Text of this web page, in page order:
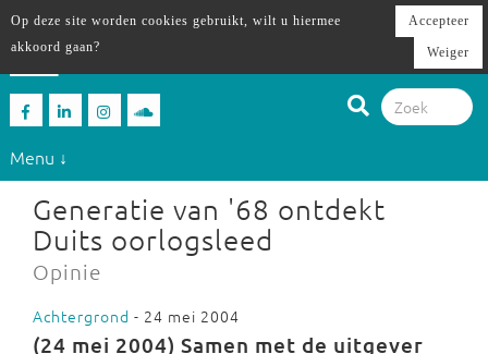
Menu ↓
Generatie van '68 ontdekt
Duits oorlogsleed
Opinie
Achtergrond - 24 mei 2004
(24 mei 2004) Samen met de uitgever
Op deze site worden cookies gebruikt, wilt u hiermee
akkoord gaan?
Accepteer
Weiger